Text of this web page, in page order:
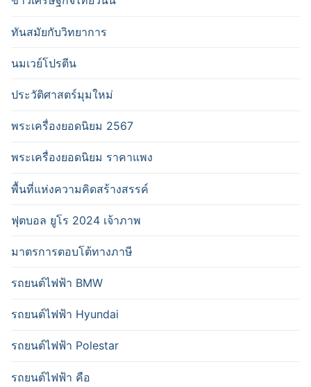
ทันสมัยกับวิทยาการ
นมเวย์โปรตีน
ประวัติศาสตร์มุมใหม่
พระเครื่องยอดนิยม 2567
พระเครื่องยอดนิยม ราคาแพง
พื้นที่แห่งความคิดสร้างสรรค์
ฟุตบอล ยูโร 2024 เจ้าภาพ
มาตรการตอบโต้ทางภาษี
รถยนต์ไฟฟ้า BMW
รถยนต์ไฟฟ้า Hyundai
รถยนต์ไฟฟ้า Polestar
รถยนต์ไฟฟ้า คือ